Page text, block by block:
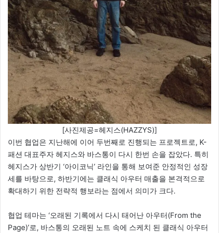
[사진제공=헤지스(HAZZYS)]
이번 협업은 지난해에 이어 두번째로 진행되는 프로젝트로, K-
패션 대표주자 헤지스와 바스통이 다시 한번 손을 잡았다. 특히
헤지스가 상반기 ‘아이코닉’ 라인을 통해 보여준 안정적인 성장
세를 바탕으로, 하반기에는 클래식 아우터 매출을 본격적으로
확대하기 위한 전략적 행보라는 점에서 의미가 크다.
협업 테마는 ‘오래된 기록에서 다시 태어난 아우터(From the
Page)’로, 바스통의 오래된 노트 속에 스케치 된 클래식 아우터